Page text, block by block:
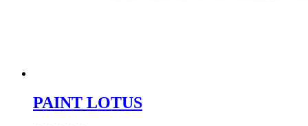
PAINT LOTUS